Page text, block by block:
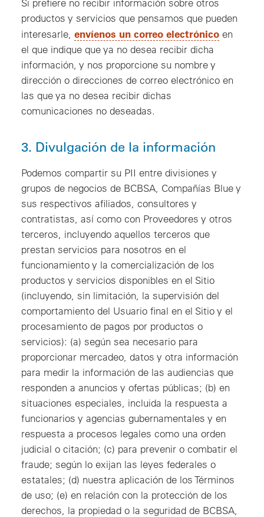
Si prefiere no recibir información sobre otros
productos y servicios que pensamos que pueden
interesarle, envíenos un correo electrónico, nueva
en
el que indique que ya no desea recibir dicha
información, y nos proporcione su nombre y
dirección o direcciones de correo electrónico en
las que ya no desea recibir dichas
comunicaciones no deseadas.
3. Divulgación de la información
Podemos compartir su PII entre divisiones y
grupos de negocios de BCBSA, Compañías Blue y
sus respectivos afiliados, consultores y
contratistas, así como con Proveedores y otros
terceros, incluyendo aquellos terceros que
prestan servicios para nosotros en el
funcionamiento y la comercialización de los
productos y servicios disponibles en el Sitio
(incluyendo, sin limitación, la supervisión del
comportamiento del Usuario final en el Sitio y el
procesamiento de pagos por productos o
servicios): (a) según sea necesario para
proporcionar mercadeo, datos y otra información
para medir la información de las audiencias que
responden a anuncios y ofertas públicas; (b) en
situaciones especiales, incluida la respuesta a
funcionarios y agencias gubernamentales y en
respuesta a procesos legales como una orden
judicial o citación; (c) para prevenir o combatir el
fraude; según lo exijan las leyes federales o
estatales; (d) nuestra aplicación de los Términos
de uso; (e) en relación con la protección de los
derechos, la propiedad o la seguridad de BCBSA,